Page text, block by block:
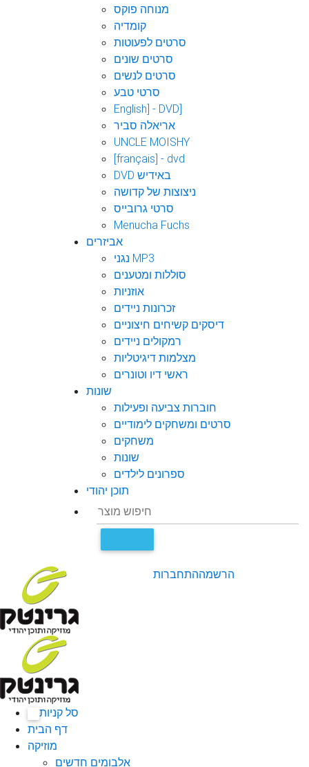
מנוחה פוקס
קומדיה
סרטים לפעוטות
סרטים שונים
סרטים לנשים
סרטי טבע
English] - DVD]
אריאלה סביר
UNCLE MOISHY
[français] - dvd
DVD באידיש
ניצוצות של קדושה
סרטי גרובייס
Menucha Fuchs
אביזרים
נגני MP3
סוללות ומטענים
אוזניות
זכרונות ניידים
דיסקים קשיחים חיצוניים
רמקולים ניידים
מצלמות דיגיטליות
ראשי דיו וטונרים
שונות
חוברות צביעה ופעילות
סרטים ומשחקים לימודיים
משחקים
שונות
ספרונים לילדים
תוכן יהודי
התחברותהרשמה
סל קניות
דף הבית
מוזיקה
אלבומים חדשים